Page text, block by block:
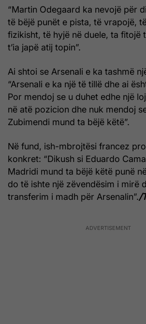
“Martin Odegaard ka nevojë për
të bëjë punët e pista, të vrapojë,
fizikisht, të hyjë në duele, ta fitojë
t’ia japë atij topin”.
Ai shtoi se Arsenali e ka tashmë
“Arsenali e ka një të tillë dhe ai
Por mendoj se u duhet edhe një
në atë pozicion dhe nuk mendoj
Zubimendi mund ta bëjë këtë”.
Në fund, ish-mbrojtësi francez
konkret: “Dikush si Eduardo
Madridi mund ta bëjë këtë punë
do të ishte një zëvendësim i mirë
transferim i madh për Arsenalin”./